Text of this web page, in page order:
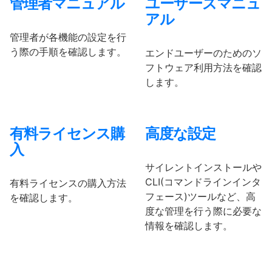
管理者マニュアル
管理者が各機能の設定を行
う際の手順を確認します。
ユーザーズマニュ
アル
エンドユーザーのためのソ
フトウェア利用方法を確認
します。
有料ライセンス購
入
有料ライセンスの購入方法
を確認します。
高度な設定
サイレントインストールや
CLI(コマンドラインインタ
フェース)ツールなど、高
度な管理を行う際に必要な
情報を確認します。